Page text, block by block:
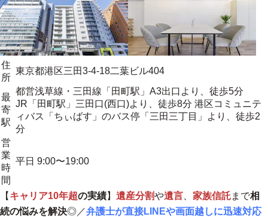
住
所
東京都港区三田3-4-18二葉ビル404
最
寄
駅
都営浅草線・三田線「田町駅」A3出口より、徒歩5分
JR「田町駅」三田口(西口)より、徒歩8分 港区コミュニテ
ィバス「ちぃばす」のバス停「三田三丁目」より、徒歩2
分
営
業
時
間
平日 9:00〜19:00
【 キャリア10年超の実績】 遺産分割や遺言 家族信託まで相
続の悩みを解決◎／弁護士が直接LINEや画面越しに迅速対応